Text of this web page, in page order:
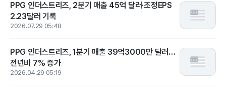
PPG 인더스트리즈, 2분기 매출 45억 달러·조정EPS
2.23달러 기록
2026.07.29 05:48
PPG 인더스트리즈, 1분기 매출 39억3000만 달러…
전년비 7% 증가
2026.04.29 05:19